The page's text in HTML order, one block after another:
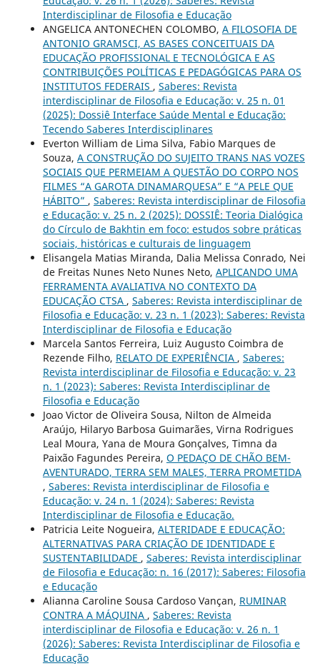
Interdisciplinar de Filosofia e Educação
ANGELICA ANTONECHEN COLOMBO, A FILOSOFIA DE
ANTONIO GRAMSCI, AS BASES CONCEITUAIS DA
EDUCAÇÃO PROFISSIONAL E TECNOLÓGICA E AS
CONTRIBUIÇÕES POLÍTICAS E PEDAGÓGICAS PARA OS
INSTITUTOS FEDERAIS , Saberes: Revista
interdisciplinar de Filosofia e Educação: v. 25 n. 01
(2025): Dossiê Interface Saúde Mental e Educação:
Tecendo Saberes Interdisciplinares
Everton William de Lima Silva, Fabio Marques de
Souza, A CONSTRUÇÃO DO SUJEITO TRANS NAS VOZES
SOCIAIS QUE PERMEIAM A QUESTÃO DO CORPO NOS
FILMES “A GAROTA DINAMARQUESA” E “A PELE QUE
HÁBITO” , Saberes: Revista interdisciplinar de Filosofia
e Educação: v. 25 n. 2 (2025): DOSSIÊ: Teoria Dialógica
do Círculo de Bakhtin em foco: estudos sobre práticas
sociais, históricas e culturais de linguagem
Elisangela Matias Miranda, Dalia Melissa Conrado, Nei
de Freitas Nunes Neto Nunes Neto, APLICANDO UMA
FERRAMENTA AVALIATIVA NO CONTEXTO DA
EDUCAÇÃO CTSA , Saberes: Revista interdisciplinar de
Filosofia e Educação: v. 23 n. 1 (2023): Saberes: Revista
Interdisciplinar de Filosofia e Educação
Marcela Santos Ferreira, Luiz Augusto Coimbra de
Rezende Filho, RELATO DE EXPERIÊNCIA , Saberes:
Revista interdisciplinar de Filosofia e Educação: v. 23
n. 1 (2023): Saberes: Revista Interdisciplinar de
Filosofia e Educação
Joao Victor de Oliveira Sousa, Nilton de Almeida
Araújo, Hilaryo Barbosa Guimarães, Virna Rodrigues
Leal Moura, Yana de Moura Gonçalves, Timna da
Paixão Fagundes Pereira, O PEDAÇO DE CHÃO BEM-
AVENTURADO, TERRA SEM MALES, TERRA PROMETIDA
, Saberes: Revista interdisciplinar de Filosofia e
Educação: v. 24 n. 1 (2024): Saberes: Revista
Interdisciplinar de Filosofia e Educação.
Patricia Leite Nogueira, ALTERIDADE E EDUCAÇÃO:
ALTERNATIVAS PARA CRIAÇÃO DE IDENTIDADE E
SUSTENTABILIDADE , Saberes: Revista interdisciplinar
de Filosofia e Educação: n. 16 (2017): Saberes: Filosofia
e Educação
Alianna Caroline Sousa Cardoso Vançan, RUMINAR
CONTRA A MÁQUINA , Saberes: Revista
interdisciplinar de Filosofia e Educação: v. 26 n. 1
(2026): Saberes: Revista Interdisciplinar de Filosofia e
Educação